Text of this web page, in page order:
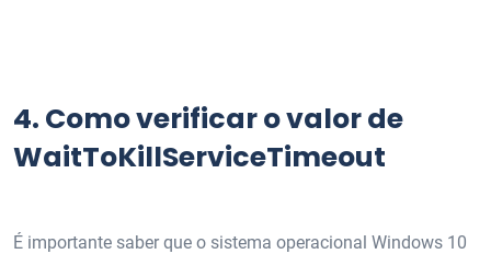
4. Como verificar o valor de
WaitToKillServiceTimeout
É importante saber que o sistema operacional Windows 10